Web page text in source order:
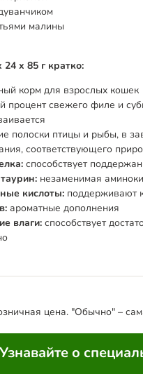
малины
x 85 г кратко:
корм для взрослых кошек
процент свежего филе и
полоски птицы и рыбы, в
соответствующего
способствует
незаменимая
кислоты: поддерживают
ароматные дополнения
влаги: способствует
цена. "Обычно" –
Узнавайте о